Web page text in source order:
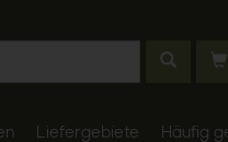
Liefergebiete Häufig